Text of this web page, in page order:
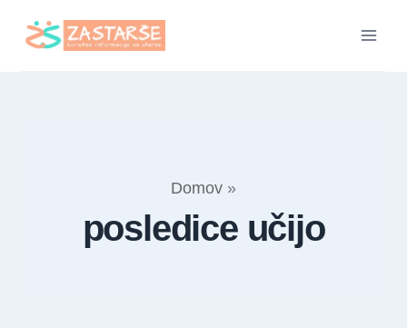
Domov »
posledice učijo